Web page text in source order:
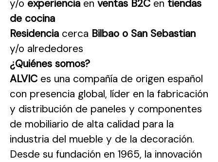
y/o experiencia en ventas B2C en tiendas
de cocina
Residencia cerca Bilbao o San Sebastian
y/o alrededores
¿Quiénes somos?
ALVIC es una compañía de origen español
con presencia global, líder en la fabricación
y distribución de paneles y componentes
de mobiliario de alta calidad para la
industria del mueble y de la decoración.
Desde su fundación en 1965, la innovación